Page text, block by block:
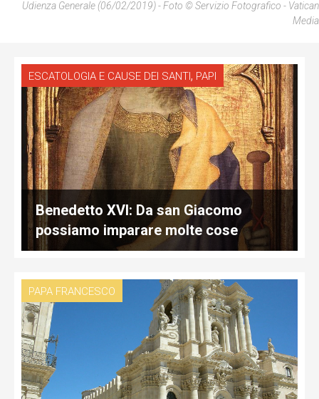
Udienza Generale (06/02/2019) - Foto © Servizio Fotografico - Vatican
Media
ESCATOLOGIA E CAUSE DEI SANTI, PAPI
Benedetto XVI: Da san Giacomo
possiamo imparare molte cose
PAPA FRANCESCO